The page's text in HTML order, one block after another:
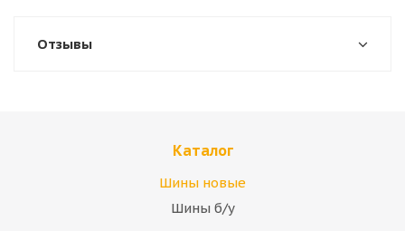
Отзывы
Каталог
Шины новые
Шины б/у